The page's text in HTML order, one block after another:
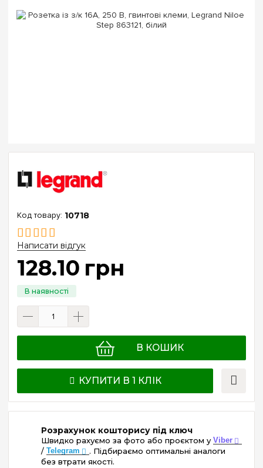
10718
Написати відгук
128.10 грн
В КОШИК
КУПИТИ В 1 КЛІК
Розрахунок кошторису під ключ
Швидко рахуємо за фото або проєктом у Viber
/ Telegram
. Підбираємо оптимальні аналоги
без втрати якості.